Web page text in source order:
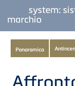
system:
marchio
of
current
Panoramica